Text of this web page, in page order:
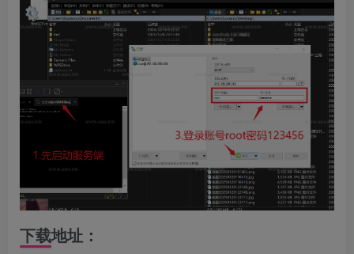
下载地址：